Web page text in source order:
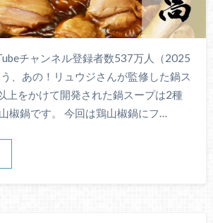
チャンネル登録者数537万人（2025
、あの！リュウジさんが監修した鍋ス
上をかけて開発された鍋スープは2種
椒鍋です。 今回は鶏山椒鍋にフ…